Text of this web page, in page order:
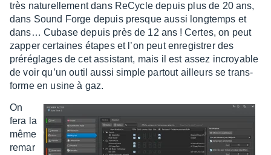
très natu­rel­le­ment dans ReCycle depuis plus de 20 ans,
dans Sound Forge depuis presque aussi long­temps et
dans… Cubase depuis près de 12 ans ! Certes, on peut
zapper certaines étapes et l’on peut enre­gis­trer des
préré­glages de cet assis­tant, mais il est assez incroyable
de voir qu’un outil aussi simple partout ailleurs se trans­
forme en usine à gaz.
On
fera la
même
remar